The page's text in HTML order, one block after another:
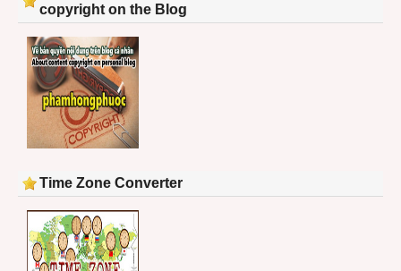
copyright on the Blog
Time Zone Converter